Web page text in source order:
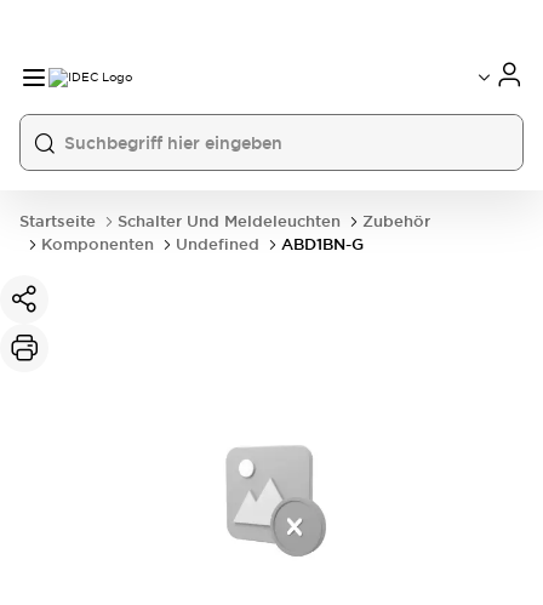
Startseite Schalter Und Meldeleuchten
Zubehör
Komponenten
Undefined ABD1BN-G